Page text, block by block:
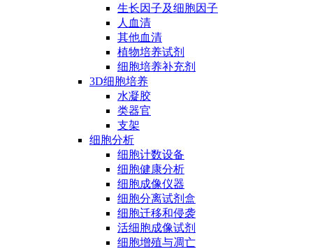
生长因子及细胞因子
人血清
其他血清
植物培养试剂
细胞培养补充剂
3D细胞培养
水凝胶
类器官
支架
细胞分析
细胞计数设备
细胞健康分析
细胞成像仪器
细胞分离试剂盒
细胞迁移和侵袭
活细胞成像试剂
细胞增殖与凋亡